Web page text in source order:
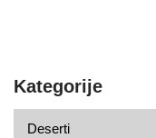
Kategorije
Deserti